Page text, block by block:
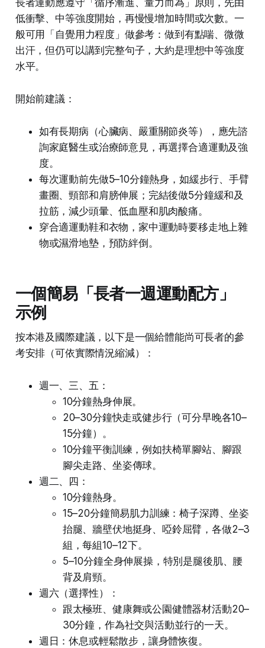
長者運動應遵守「循序漸進、量力而為」原則，先由
低衝擊、中等強度開始，再慢慢增加時間或次數。一
般可用「自覺用力程度」做參考：做到有點喘、微微
出汗，但仍可以講到完整句子，大約是理想中等強度
水平。
開始前建議：
如有長期病（心臟病、嚴重關節炎等），應先諮
詢家庭醫生或治療師意見，再選擇合適運動及強
度。
每次運動前先做5–10分鐘熱身，如緩步行、手臂
畫圈、頸部和肩膀伸展；完結後做5分鐘緩和及
拉筋，減少頭暈、低血壓和肌肉酸痛。
穿合適運動鞋和衣物，家中運動時要移走地上雜
物或濕滑地墊，預防絆倒。
一個簡易「長者一週運動配方」
示例
按本港及國際建議，以下是一個給體能尚可長者的參
考安排（可依實際情況縮減）：
週一、三、五：
10分鐘熱身伸展。
20–30分鐘快走或健步行（可分早晚各10–
15分鐘）。
10分鐘平衡訓練，例如扶椅單腳站、腳跟
腳尖走路、坐姿傳球。
週二、四：
10分鐘熱身。
15–20分鐘簡易肌力訓練：椅子深蹲、坐姿
抬腿、牆壁伏地挺身、啞鈴屈臂，各做2–3
組，每組10–12下。
5–10分鐘全身伸展操，特別是腿後肌、腰
背及肩頸。
週六（選擇性）：
跟太極班、健康舞或公園健體器材活動20–
30分鐘，作為社交與活動並行的一天。
週日：休息或輕鬆散步，讓身體恢復。